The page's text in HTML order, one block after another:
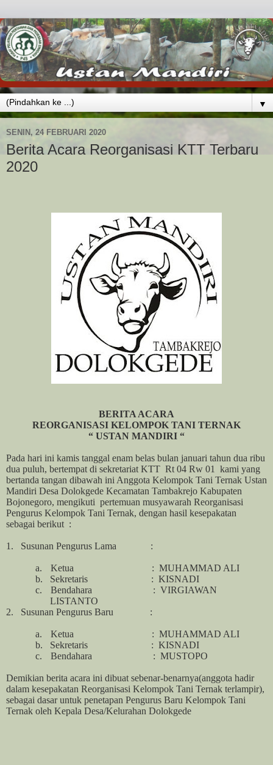
▼
SENIN, 24 FEBRUARI 2020
Berita Acara Reorganisasi KTT Terbaru
2020
BERITA ACARA
REORGANISASI KELOMPOK TANI TERNAK
“ USTAN MANDIRI “
Pada hari ini kamis tanggal enam belas bulan januari tahun dua ribu
dua puluh, bertempat di sekretariat KTT Rt 04 Rw 01
kami yang
bertanda tangan dibawah ini Anggota Kelompok Tani Ternak Ustan
Mandiri Desa Dolokgede Kecamatan Tambakrejo Kabupaten
Bojonegoro, mengikuti pertemuan musyawarah Reorganisasi
Pengurus Kelompok Tani Ternak, dengan hasil kesepakatan
sebagai berikut :
1. Susunan Pengurus Lama :
a. Ketua : MUHAMMAD ALI
b.
Sekretaris : KISNADI
c.
Bendahara : VIRGIAWAN
LISTANTO
2.
Susunan Pengurus Baru :
a. Ketua : MUHAMMAD ALI
b.
Sekretaris : KISNADI
c.
Bendahara : MUSTOPO
Demikian berita acara ini dibuat sebenar-benarnya(anggota hadir
dalam kesepakatan Reorganisasi Kelompok Tani Ternak terlampir),
sebagai dasar untuk penetapan Pengurus Baru Kelompok Tani
Ternak oleh Kepala Desa/Kelurahan Dolokgede